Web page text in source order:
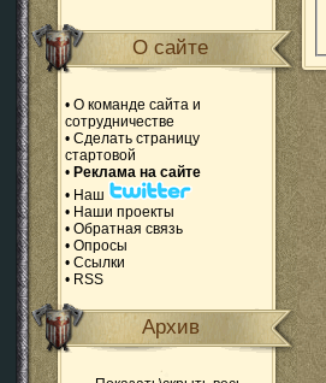
О сайте
• О команде сайта и
сотрудничестве
• Сделать страницу
стартовой
• Реклама на сайте
• Наш
• Наши проекты
• Обратная связь
• Опросы
• Ссылки
• RSS
Архив